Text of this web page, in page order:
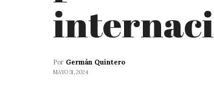
Por Germán Quintero
MAYO 31, 2024